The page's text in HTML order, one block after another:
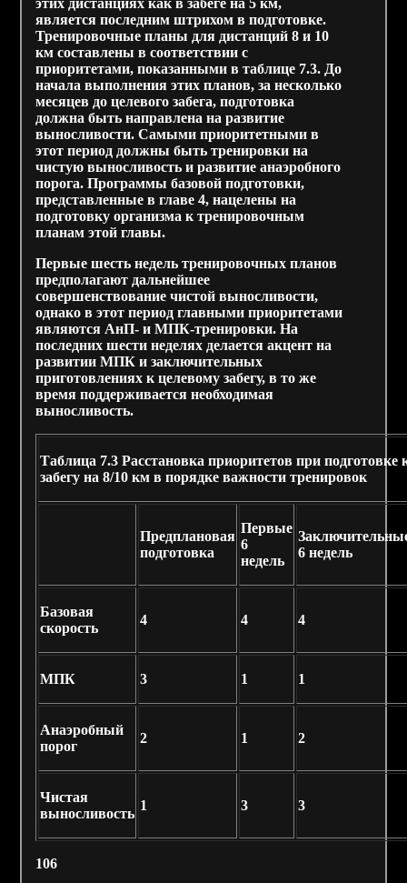
этих дистанциях как в забеге на 5 км,
является последним штрихом в подготовке.
Тренировочные планы для дистанций 8 и 10
км составлены в соответствии с
приоритетами, показанными в таблице 7.3. До
начала выполнения этих планов, за несколько
месяцев до целевого забега, подготовка
должна быть направлена на развитие
выносливости. Самыми приоритетными в
этот период должны быть тренировки на
чистую выносливость и развитие анаэробного
порога. Программы базовой подготовки,
представленные в главе 4, нацелены на
подготовку организма к тренировочным
планам этой главы.
Первые шесть недель тренировочных планов
предполагают дальнейшее
совершенствование чистой выносливости,
однако в этот период главными приоритетами
являются АнП- и МПК-тренировки. На
последних шести неделях делается акцент на
развитии МПК и заключительных
приготовлениях к целевому забегу, в то же
время поддерживается необходимая
выносливость.
Таблица 7.3 Расстановка приоритетов при подготовке
забегу на 8/10 км в порядке важности тренировок
Предплановая
подготовка
Первые
6
недель
6 недель
Базовая
скорость
4 4 4
МПК 3 1 1
Анаэробный
порог
2 1 2
Чистая
выносливость
1 3 3
106